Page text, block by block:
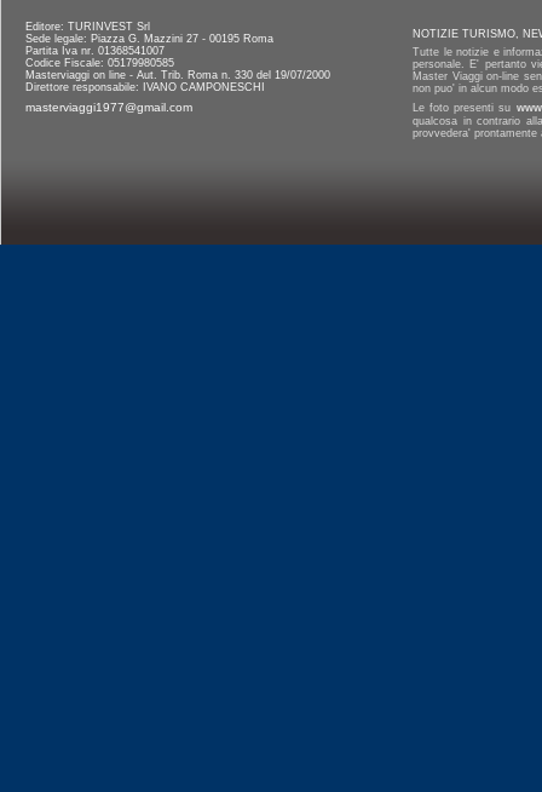
Editore: TURINVEST Srl
Sede legale: Piazza G. Mazzini 27 - 00195 Roma
Partita Iva nr. 01368541007
Codice Fiscale: 05179980585
Masterviaggi on line - Aut. Trib. Roma n. 330 del 19/07/2000
Direttore responsabile: IVANO CAMPONESCHI
masterviaggi1977@gmail.com
NOTIZIE TURISMO,
Tutte le notizie e
personale. E' pertanto
Master Viaggi on-line
non puo' in alcun modo
Le foto presenti su
qualcosa in contrario
provvedera'